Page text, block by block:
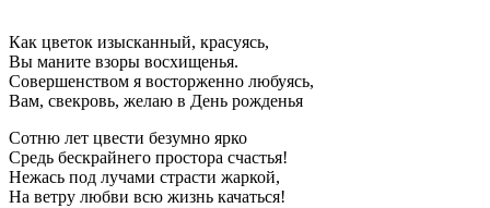
Как цветок изысканный, красуясь,
Вы маните взоры восхищенья.
Совершенством я восторженно любуясь,
Вам, свекровь, желаю в День рожденья
Сотню лет цвести безумно ярко
Средь бескрайнего простора счастья!
Нежась под лучами страсти жаркой,
На ветру любви всю жизнь качаться!